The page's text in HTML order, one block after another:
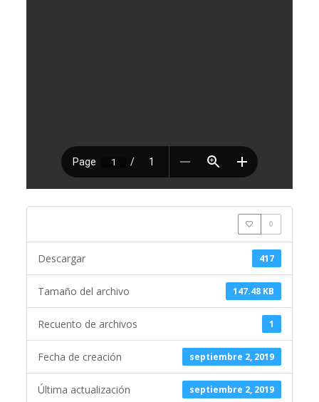
0
417
Descargar
147.48 KB
Tamaño del archivo
1
Recuento de archivos
septiembre 2, 2019
Fecha de creación
septiembre 2, 2019
Última actualización